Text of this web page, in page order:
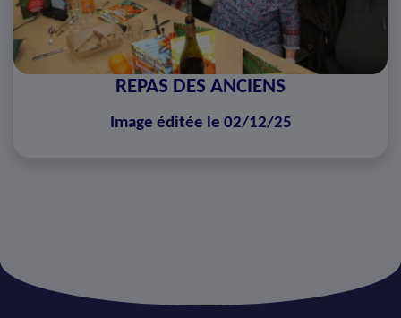
REPAS DES ANCIENS
Image éditée le 02/12/25